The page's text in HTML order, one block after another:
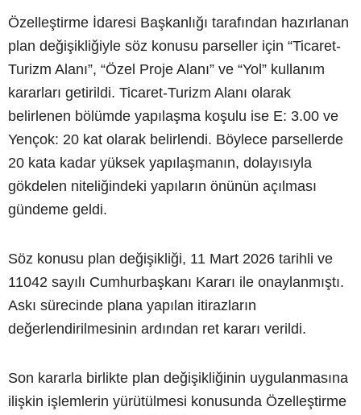
Özelleştirme İdaresi Başkanlığı tarafından hazırlanan
plan değişikliğiyle söz konusu parseller için “Ticaret-
Turizm Alanı”, “Özel Proje Alanı” ve “Yol” kullanım
kararları getirildi. Ticaret-Turizm Alanı olarak
belirlenen bölümde yapılaşma koşulu ise E: 3.00 ve
Yençok: 20 kat olarak belirlendi. Böylece parsellerde
20 kata kadar yüksek yapılaşmanın, dolayısıyla
gökdelen niteliğindeki yapıların önünün açılması
gündeme geldi.
Söz konusu plan değişikliği, 11 Mart 2026 tarihli ve
11042 sayılı Cumhurbaşkanı Kararı ile onaylanmıştı.
Askı sürecinde plana yapılan itirazların
değerlendirilmesinin ardından ret kararı verildi.
Son kararla birlikte plan değişikliğinin uygulanmasına
ilişkin işlemlerin yürütülmesi konusunda Özelleştirme